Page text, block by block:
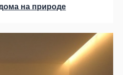
на природе